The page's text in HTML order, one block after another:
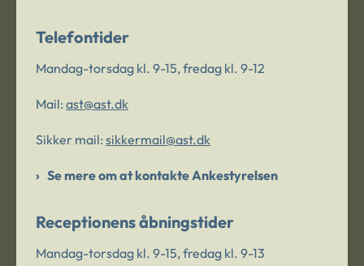
Telefontider
Mandag-torsdag kl. 9-15, fredag kl. 9-12
Mail: ast@ast.dk
Sikker mail: sikkermail@ast.dk
Se mere om at kontakte Ankestyrelsen
Receptionens åbningstider
Mandag-torsdag kl. 9-15, fredag kl. 9-13